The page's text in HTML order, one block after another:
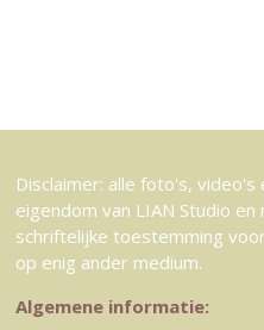
Disclaimer: alle foto's,
eigendom van LIAN Studio
schriftelijke toestemming
op enig ander medium.
Algemene informatie: